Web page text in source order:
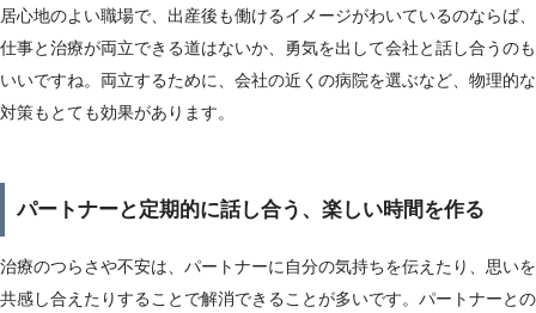
居心地のよい職場で、出産後も働けるイメージがわいているのならば、
仕事と治療が両立できる道はないか、勇気を出して会社と話し合うのも
いいですね。両立するために、会社の近くの病院を選ぶなど、物理的な
対策もとても効果があります。
パートナーと定期的に話し合う、楽しい時間を作る
治療のつらさや不安は、パートナーに自分の気持ちを伝えたり、思いを
共感し合えたりすることで解消できることが多いです。パートナーとの